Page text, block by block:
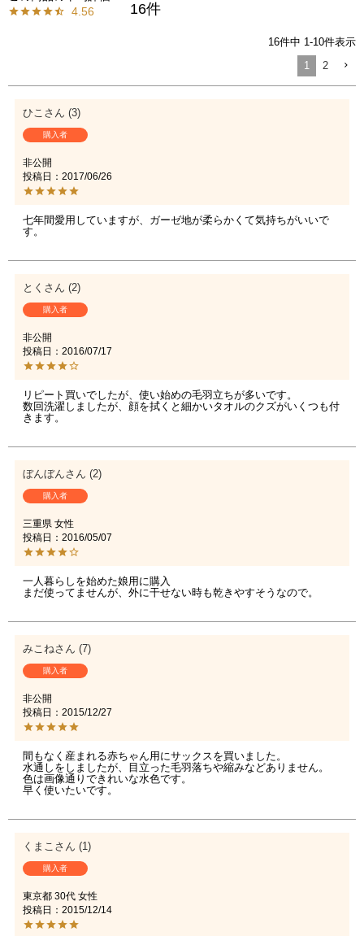
4.56 16
16件中 1-10件表示
1
2
ひこ 3
購入者
非公開
投稿日
2017/06/26
七年間愛用していますが、ガーゼ地が柔らかくて気持ちがいいで
す。
とく 2
購入者
非公開
投稿日
2016/07/17
リピート買いでしたが、使い始めの毛羽立ちが多いです。
数回洗濯しましたが、顔を拭くと細かいタオルのクズがいくつも付
きます。
ぼんぼん 2
購入者
三重県 女性
投稿日
2016/05/07
一人暮らしを始めた娘用に購入
まだ使ってませんが、外に干せない時も乾きやすそうなので。
みこね 7
購入者
非公開
投稿日
2015/12/27
間もなく産まれる赤ちゃん用にサックスを買いました。
水通しをしましたが、目立った毛羽落ちや縮みなどありません。
色は画像通りできれいな水色です。
早く使いたいです。
くまこ 1
購入者
東京都 30代 女性
投稿日
2015/12/14